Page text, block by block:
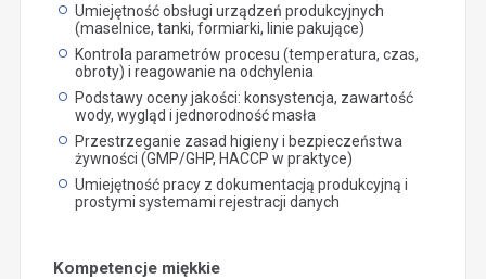
Umiejętność obsługi urządzeń produkcyjnych
(maselnice, tanki, formiarki, linie pakujące)
Kontrola parametrów procesu (temperatura, czas,
obroty) i reagowanie na odchylenia
Podstawy oceny jakości: konsystencja, zawartość
wody, wygląd i jednorodność masła
Przestrzeganie zasad higieny i bezpieczeństwa
żywności (GMP/GHP, HACCP w praktyce)
Umiejętność pracy z dokumentacją produkcyjną i
prostymi systemami rejestracji danych
Kompetencje miękkie